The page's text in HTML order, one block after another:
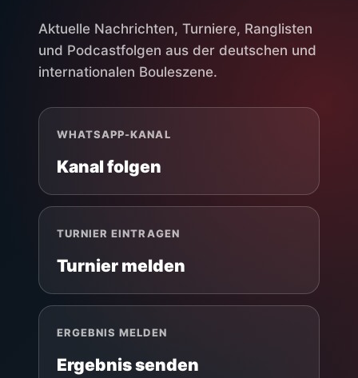
Aktuelle Nachrichten, Turniere, Ranglisten
und Podcastfolgen aus der deutschen und
internationalen Bouleszene.
WHATSAPP-KANAL
Kanal folgen
TURNIER EINTRAGEN
Turnier melden
ERGEBNIS MELDEN
Ergebnis senden